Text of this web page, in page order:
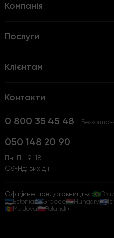
Компанія
Послуги
Клієнтам
Контакти
0 800 35 45 48
050 148 20 90
Пн-Пт: 9-18
Сб-Нд: вихідні
Офіційне представництво:
Estonia
Greece Hungary
Moldova
PolandВсі...